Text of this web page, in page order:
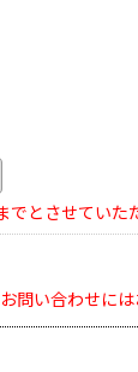
とさせてい
い合わせには